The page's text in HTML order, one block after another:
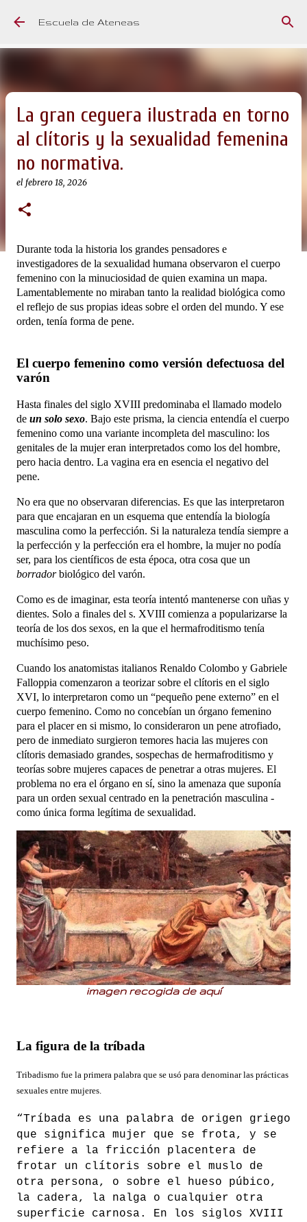
Ir al contenido principal
Escuela de Ateneas
La gran ceguera ilustrada en torno
al clítoris y la sexualidad femenina
no normativa.
el febrero 18, 2026
Durante toda la historia los grandes pensadores e
investigadores de la sexualidad humana observaron el cuerpo
femenino con la minuciosidad de quien examina un mapa.
Lamentablemente no miraban tanto la realidad biológica como
el reflejo de sus propias ideas sobre el orden del mundo. Y ese
orden, tenía forma de pene.
El cuerpo femenino como versión defectuosa del
varón
Hasta finales del siglo XVIII predominaba el llamado modelo
de un solo sexo. Bajo este prisma, la ciencia entendía el cuerpo
femenino como una variante incompleta del masculino: los
genitales de la mujer eran interpretados como los del hombre,
pero hacia dentro. La vagina era en esencia el negativo del
pene.
No era que no observaran diferencias. Es que las interpretaron
para que encajaran en un esquema que entendía la biología
masculina como la perfección. Si la naturaleza tendía siempre a
la perfección y la perfección era el hombre, la mujer no podía
ser, para los científicos de esta época, otra cosa que un
borradorbiológico del varón.
Como es de imaginar, esta teoría intentó mantenerse con uñas y
dientes. Solo a finales del s. XVIII comienza a popularizarse la
teoría de los dos sexos, en la que el hermafroditismo tenía
muchísimo peso.
Cuando los anatomistas italianos Renaldo Colombo y Gabriele
Falloppia comenzaron a teorizar sobre el clítoris en el siglo
XVI, lo interpretaron como un “pequeño pene externo” en el
cuerpo femenino. Como no concebían un órgano femenino
para el placer en si mismo, lo consideraron un pene atrofiado,
pero de inmediato surgieron temores hacia las mujeres con
clítoris demasiado grandes, sospechas de hermafroditismo y
teorías sobre mujeres capaces de penetrar a otras mujeres. El
problema no era el órgano en sí, sino la amenaza que suponía
para un orden sexual centrado en la penetración masculina -
como única forma legítima de sexualidad.
imagen recogida de aquí
La figura de la tríbada
Tribadismo fue la primera palabra que se usó para denominar las prácticas
sexuales entre mujeres.
“Tríbada es una palabra de origen griego
que significa mujer que se frota, y se
refiere a la fricción placentera de
frotar un clítoris sobre el muslo de
otra persona, o sobre el hueso púbico,
la cadera, la nalga o cualquier otra
superficie carnosa. En los siglos XVIII